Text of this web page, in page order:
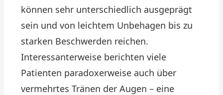
können sehr unterschiedlich ausgeprägt
sein und von leichtem Unbehagen bis zu
starken Beschwerden reichen.
Interessanterweise berichten viele
Patienten paradoxerweise auch über
vermehrtes Tränen der Augen – eine